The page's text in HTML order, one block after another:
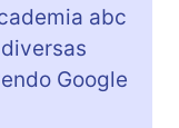
abc
Google